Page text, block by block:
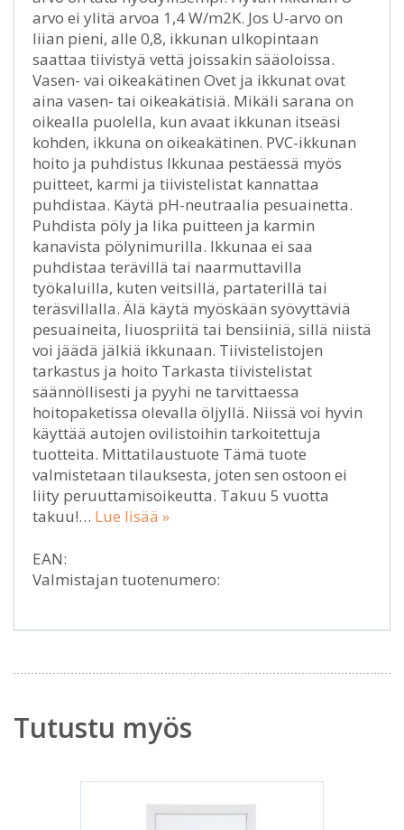
arvo ei ylitä arvoa 1,4 W/m2K. Jos U-arvo on
liian pieni, alle 0,8, ikkunan ulkopintaan
saattaa tiivistyä vettä joissakin sääoloissa.
Vasen- vai oikeakätinen Ovet ja ikkunat ovat
aina vasen- tai oikeakätisiä. Mikäli sarana on
oikealla puolella, kun avaat ikkunan itseäsi
kohden, ikkuna on oikeakätinen. PVC-ikkunan
hoito ja puhdistus Ikkunaa pestäessä myös
puitteet, karmi ja tiivistelistat kannattaa
puhdistaa. Käytä pH-neutraalia pesuainetta.
Puhdista pöly ja lika puitteen ja karmin
kanavista pölynimurilla. Ikkunaa ei saa
puhdistaa terävillä tai naarmuttavilla
työkaluilla, kuten veitsillä, partaterillä tai
teräsvillalla. Älä käytä myöskään syövyttäviä
pesuaineita, liuospriitä tai bensiiniä, sillä niistä
voi jäädä jälkiä ikkunaan. Tiivistelistojen
tarkastus ja hoito Tarkasta tiivistelistat
säännöllisesti ja pyyhi ne tarvittaessa
hoitopaketissa olevalla öljyllä. Niissä voi hyvin
käyttää autojen ovilistoihin tarkoitettuja
tuotteita. Mittatilaustuote Tämä tuote
valmistetaan tilauksesta, joten sen ostoon ei
liity peruuttamisoikeutta. Takuu 5 vuotta
takuu!… Lue lisää »
EAN:
Valmistajan tuotenumero:
Tutustu myös